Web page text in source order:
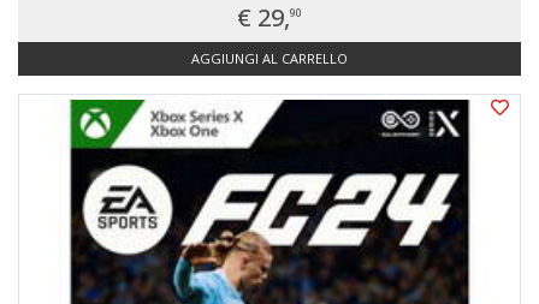
€ 29,90
AGGIUNGI AL CARRELLO